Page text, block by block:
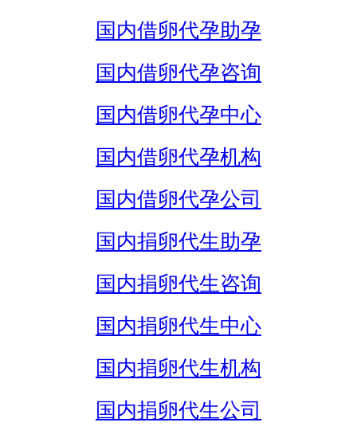
国内借卵代孕助孕
国内借卵代孕咨询
国内借卵代孕中心
国内借卵代孕机构
国内借卵代孕公司
国内捐卵代生助孕
国内捐卵代生咨询
国内捐卵代生中心
国内捐卵代生机构
国内捐卵代生公司